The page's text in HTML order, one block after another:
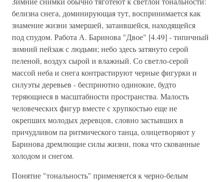
белизна снега, доминирующая тут, воспринимается как
знамение жизни замершей, затаившейся, находящейся
под спудом. Работа А. Баринова "Двое" [4.49] - типичный
зимний пейзаж с людьми; небо здесь затянуто серой
пеленой, воздух сырой и влажный. Со светло-серой
массой неба и снега контрастируют черные фигурки и
силуэты деревьев - бесприютно одинокие, будто
теряющиеся в масштабности пространства. Малость
человеческих фигур вместе с хрупкостью еще не
окрепших молодых деревцов, словно застывших в
причудливом па ритмического танца, олицетворяют у
Баринова дремлющие силы жизни, пока что скованные
холодом и снегом.
Понятие "тональность" применяется к черно-белым